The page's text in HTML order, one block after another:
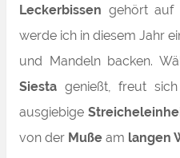
Leckerbissen gehört auf
werde ich in diesem Jahr
und Mandeln backen.
Siesta genießt, freut
ausgiebige
von der Muße am langen